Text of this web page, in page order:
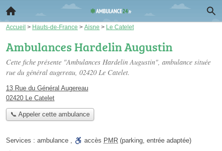
Accueil > Hauts-de-France > Aisne > Le Catelet
Ambulances Hardelin Augustin
Cette fiche présente "Ambulances Hardelin Augustin", ambulance située
rue du général augereau, 02420 Le Catelet.
13 Rue du Général Augereau
02420 Le Catelet
📞 Appeler cette ambulance
Services : ambulance , accès PMR (parking, entrée adaptée)